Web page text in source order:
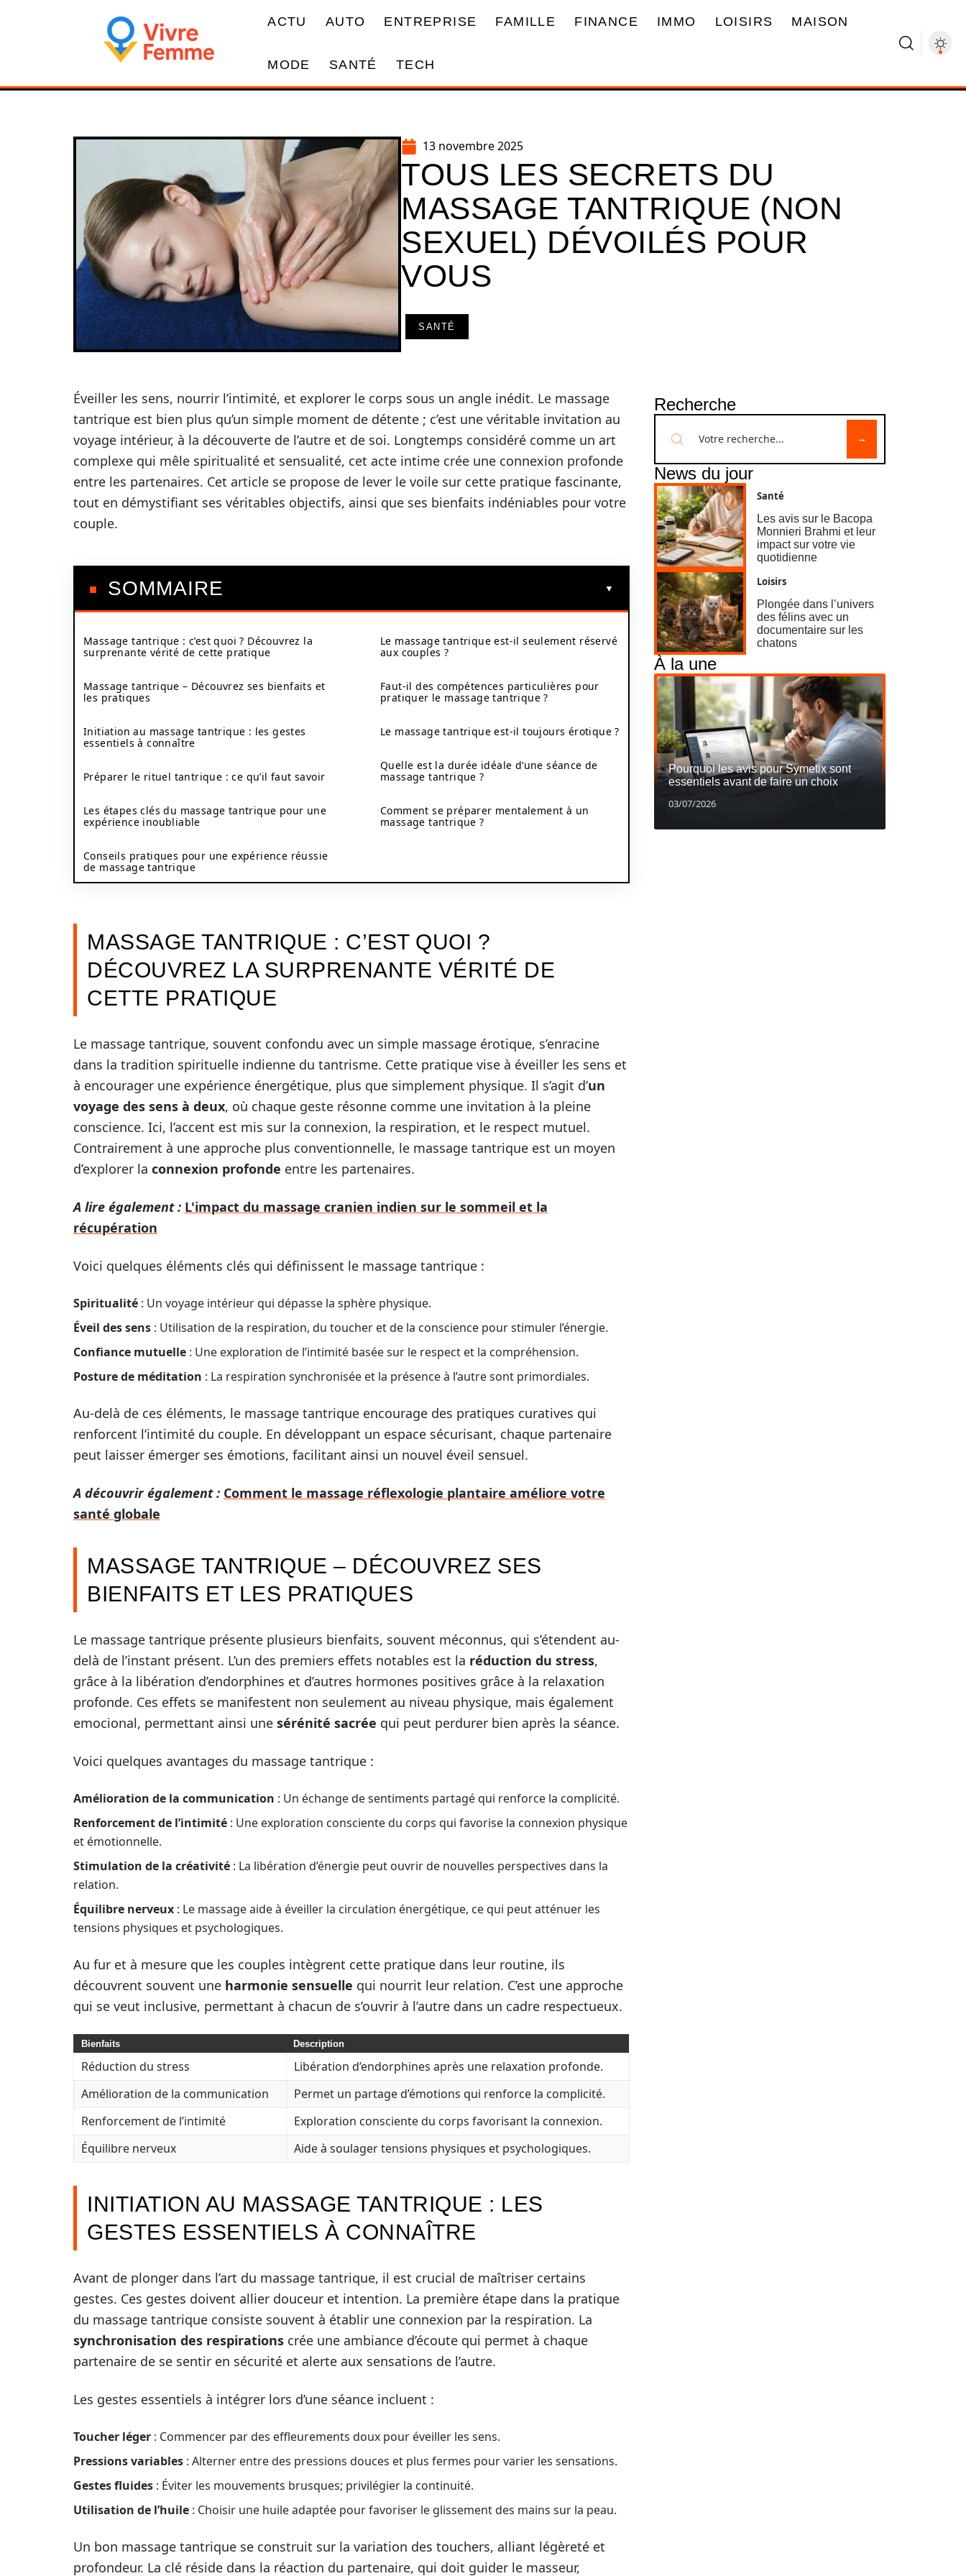
ACTU AUTO ENTREPRISE FAMILLE FINANCE IMMO LOISIRS MAISON
MODE SANTÉ TECH
13 novembre 2025
TOUS LES SECRETS DU
MASSAGE TANTRIQUE (NON
SEXUEL) DÉVOILÉS POUR
VOUS
SANTÉ
Éveiller les sens, nourrir l’intimité, et explorer le corps sous un angle inédit. Le massage
tantrique est bien plus qu’un simple moment de détente ; c’est une véritable invitation au
voyage intérieur, à la découverte de l’autre et de soi. Longtemps considéré comme un art
complexe qui mêle spiritualité et sensualité, cet acte intime crée une connexion profonde
entre les partenaires. Cet article se propose de lever le voile sur cette pratique fascinante,
tout en démystifiant ses véritables objectifs, ainsi que ses bienfaits indéniables pour votre
couple.
SOMMAIRE
Massage tantrique : c’est quoi ? Découvrez la
surprenante vérité de cette pratique
Massage tantrique – Découvrez ses bienfaits et
les pratiques
Initiation au massage tantrique : les gestes
essentiels à connaître
Préparer le rituel tantrique : ce qu’il faut savoir
Les étapes clés du massage tantrique pour une
expérience inoubliable
Conseils pratiques pour une expérience réussie
de massage tantrique
Le massage tantrique est-il seulement réservé
aux couples ?
Faut-il des compétences particulières pour
pratiquer le massage tantrique ?
Le massage tantrique est-il toujours érotique ?
Quelle est la durée idéale d’une séance de
massage tantrique ?
Comment se préparer mentalement à un
massage tantrique ?
MASSAGE TANTRIQUE : C’EST QUOI ?
DÉCOUVREZ LA SURPRENANTE VÉRITÉ DE
CETTE PRATIQUE
Le massage tantrique, souvent confondu avec un simple massage érotique, s’enracine
dans la tradition spirituelle indienne du tantrisme. Cette pratique vise à éveiller les sens et
à encourager une expérience énergétique, plus que simplement physique. Il s’agit d’un
voyage des sens à deux, où chaque geste résonne comme une invitation à la pleine
conscience. Ici, l’accent est mis sur la connexion, la respiration, et le respect mutuel.
Contrairement à une approche plus conventionnelle, le massage tantrique est un moyen
d’explorer la connexion profonde entre les partenaires.
A lire également : L'impact du massage cranien indien sur le sommeil et la
récupération
Voici quelques éléments clés qui définissent le massage tantrique :
Spiritualité : Un voyage intérieur qui dépasse la sphère physique.
Éveil des sens : Utilisation de la respiration, du toucher et de la conscience pour stimuler l’énergie.
Confiance mutuelle : Une exploration de l’intimité basée sur le respect et la compréhension.
Posture de méditation : La respiration synchronisée et la présence à l’autre sont primordiales.
Au-delà de ces éléments, le massage tantrique encourage des pratiques curatives qui
renforcent l’intimité du couple. En développant un espace sécurisant, chaque partenaire
peut laisser émerger ses émotions, facilitant ainsi un nouvel éveil sensuel.
A découvrir également : Comment le massage réflexologie plantaire améliore votre
santé globale
MASSAGE TANTRIQUE – DÉCOUVREZ SES
BIENFAITS ET LES PRATIQUES
Le massage tantrique présente plusieurs bienfaits, souvent méconnus, qui s’étendent au-
delà de l’instant présent. L’un des premiers effets notables est la réduction du stress,
grâce à la libération d’endorphines et d’autres hormones positives grâce à la relaxation
profonde. Ces effets se manifestent non seulement au niveau physique, mais également
emocional, permettant ainsi une sérénité sacrée qui peut perdurer bien après la séance.
Voici quelques avantages du massage tantrique :
Amélioration de la communication : Un échange de sentiments partagé qui renforce la complicité.
Renforcement de l’intimité : Une exploration consciente du corps qui favorise la connexion physique
et émotionnelle.
Stimulation de la créativité : La libération d’énergie peut ouvrir de nouvelles perspectives dans la
relation.
Équilibre nerveux : Le massage aide à éveiller la circulation énergétique, ce qui peut atténuer les
tensions physiques et psychologiques.
Au fur et à mesure que les couples intègrent cette pratique dans leur routine, ils
découvrent souvent une harmonie sensuelle qui nourrit leur relation. C’est une approche
qui se veut inclusive, permettant à chacun de s’ouvrir à l’autre dans un cadre respectueux.
Bienfaits Description
Réduction du stress
Libération d’endorphines après une relaxation profonde.
Amélioration de la communication
Permet un partage d’émotions qui renforce la complicité.
Renforcement de l’intimité
Exploration consciente du corps favorisant la connexion.
Équilibre nerveux
Aide à soulager tensions physiques et psychologiques.
INITIATION AU MASSAGE TANTRIQUE : LES
GESTES ESSENTIELS À CONNAÎTRE
Avant de plonger dans l’art du massage tantrique, il est crucial de maîtriser certains
gestes. Ces gestes doivent allier douceur et intention. La première étape dans la pratique
du massage tantrique consiste souvent à établir une connexion par la respiration. La
synchronisation des respirations crée une ambiance d’écoute qui permet à chaque
partenaire de se sentir en sécurité et alerte aux sensations de l’autre.
Les gestes essentiels à intégrer lors d’une séance incluent :
Toucher léger : Commencer par des effleurements doux pour éveiller les sens.
Pressions variables : Alterner entre des pressions douces et plus fermes pour varier les sensations.
Gestes fluides : Éviter les mouvements brusques; privilégier la continuité.
Utilisation de l’huile : Choisir une huile adaptée pour favoriser le glissement des mains sur la peau.
Un bon massage tantrique se construit sur la variation des touchers, alliant légèreté et
profondeur. La clé réside dans la réaction du partenaire, qui doit guider le masseur,
Recherche
News du jour
Santé
Les avis sur le Bacopa
Monnieri Brahmi et leur
impact sur votre vie
quotidienne
Loisirs
Plongée dans l’univers
des félins avec un
documentaire sur les
chatons
À la une
Pourquoi les avis pour Symetix sont
essentiels avant de faire un choix
03/07/2026